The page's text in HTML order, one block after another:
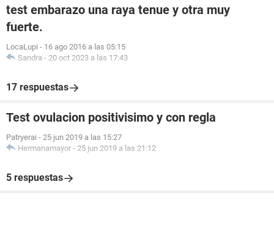
test embarazo una raya tenue y otra muy
fuerte.
LocaLupi - 16 ago 2016 a las 05:15
Sandra - 20 oct 2023 a las 17:43
17 respuestas
Test ovulacion positivisimo y con regla
Patryerai - 25 jun 2019 a las 15:27
Hermanamayor - 25 jun 2019 a las 21:12
5 respuestas